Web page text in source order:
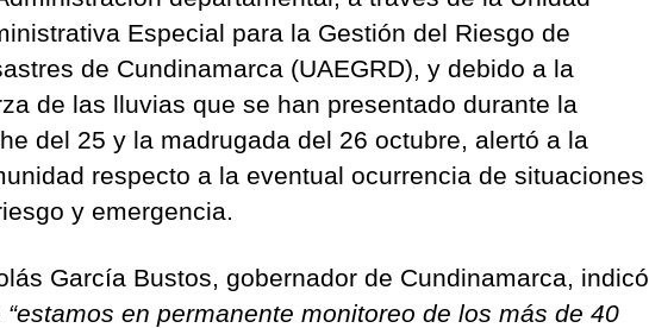
Especial para la Gestión del Riesgo de
de Cundinamarca (UAEGRD), y debido a la
de las lluvias que se han presentado durante la
del 25 y la madrugada del 26 octubre, alertó a la
respecto a la eventual ocurrencia de situaciones
y emergencia.
García Bustos, gobernador de Cundinamarca, indicó
“estamos en permanente monitoreo de los más de 40